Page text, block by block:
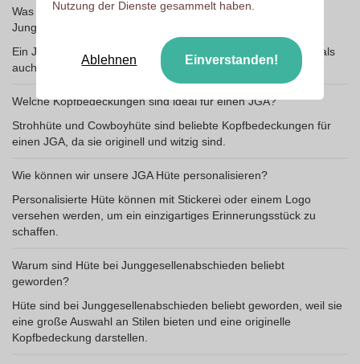
Was ist das perfekte Accessoire für einen
Junggesellenabschied?
Ein JGA Hut ist das perfekte Accessoire, da er sowohl stilvoll als
auch passend für den Anlass ist.
Welche Kopfbedeckungen sind ideal für einen JGA?
Strohhüte und Cowboyhüte sind beliebte Kopfbedeckungen für
einen JGA, da sie originell und witzig sind.
Wie können wir unsere JGA Hüte personalisieren?
Personalisierte Hüte können mit Stickerei oder einem Logo
versehen werden, um ein einzigartiges Erinnerungsstück zu
schaffen.
Warum sind Hüte bei Junggesellenabschieden beliebt
geworden?
Hüte sind bei Junggesellenabschieden beliebt geworden, weil sie
eine große Auswahl an Stilen bieten und eine originelle
Kopfbedeckung darstellen.
Nutzung der Dienste gesammelt haben.
Ablehnen Einverstanden!